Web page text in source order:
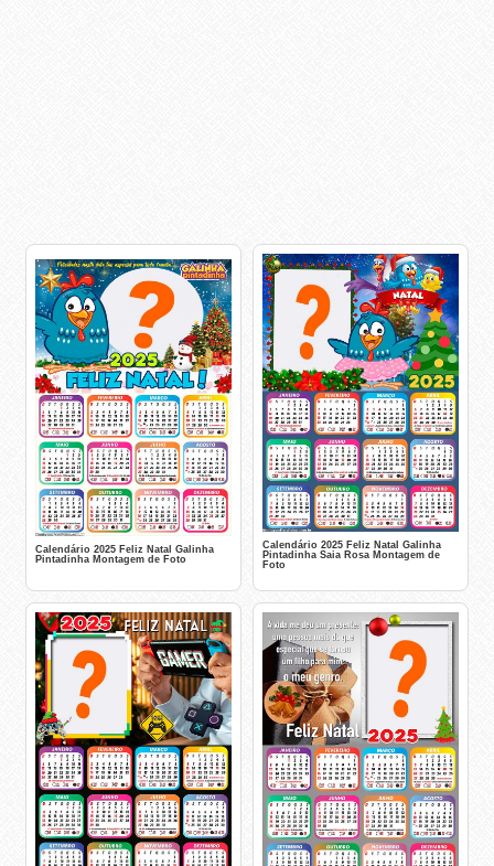
Calendário 2025 Feliz Natal Galinha
Pintadinha Montagem de Foto
Calendário 2025 Feliz Natal Galinha
Pintadinha Saia Rosa Montagem de
Foto